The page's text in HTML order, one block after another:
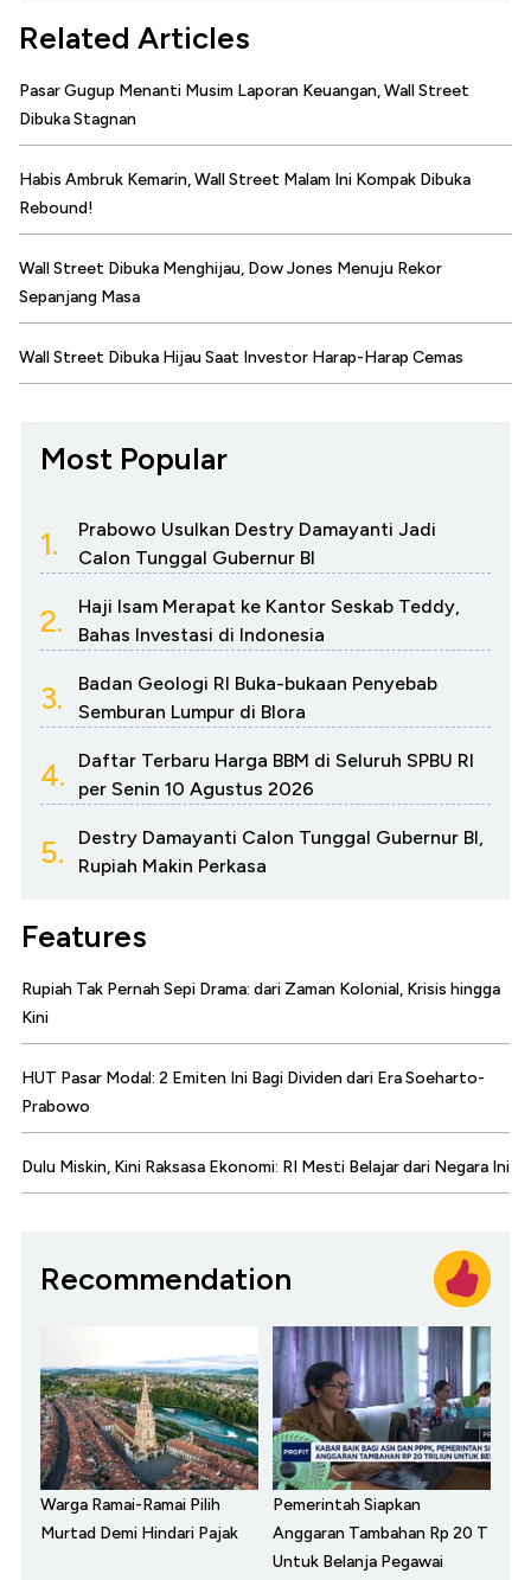
Related Articles
Pasar Gugup Menanti Musim Laporan Keuangan, Wall Street
Dibuka Stagnan
Habis Ambruk Kemarin, Wall Street Malam Ini Kompak Dibuka
Rebound!
Wall Street Dibuka Menghijau, Dow Jones Menuju Rekor
Sepanjang Masa
Wall Street Dibuka Hijau Saat Investor Harap-Harap Cemas
Most Popular
1.
Prabowo Usulkan Destry Damayanti Jadi
Calon Tunggal Gubernur BI
2.
Haji Isam Merapat ke Kantor Seskab Teddy,
Bahas Investasi di Indonesia
3.
Badan Geologi RI Buka-bukaan Penyebab
Semburan Lumpur di Blora
4.
Daftar Terbaru Harga BBM di Seluruh SPBU RI
per Senin 10 Agustus 2026
5.
Destry Damayanti Calon Tunggal Gubernur BI,
Rupiah Makin Perkasa
Features
Rupiah Tak Pernah Sepi Drama: dari Zaman Kolonial, Krisis hingga
Kini
HUT Pasar Modal: 2 Emiten Ini Bagi Dividen dari Era Soeharto-
Prabowo
Dulu Miskin, Kini Raksasa Ekonomi: RI Mesti Belajar dari Negara Ini
Recommendation
Warga Ramai-Ramai Pilih
Murtad Demi Hindari Pajak
Pemerintah Siapkan
Anggaran Tambahan Rp 20 T
Untuk Belanja Pegawai